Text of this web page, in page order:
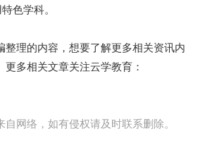
色学科。
整理的内容，想要了解更多相关资讯内
多相关文章关注云学教育：
网络，如有侵权请及时联系删除。